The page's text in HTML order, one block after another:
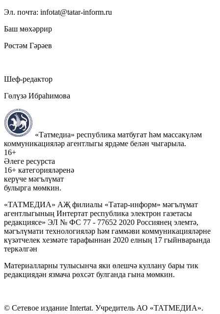
Эл. почта: infotat@tatar-inform.ru
Баш мөхәррир
Рөстәм Гәрәев
Шеф-редактор
Гөлүзә Ибраһимова
«Татмедиа» республика матбугат һәм массакүләм
коммуникацияләр агентлыгы ярдәме белән чыгарыла.
16+
Әлеге ресурста
16+ категорияләренә
керүче мәгълүмат
булырга мөмкин.
«ТАТМЕДИА» АҖ филиалы «Татар-информ» мәгълүмат
агентлыгының Интертат республика электрон газетасы
редакциясе» ЭЛ № ФС 77 - 77652 2020 Россиянең элемтә,
мәгълүмати технологияләр һәм гаммәви коммуникацияләрне
күзәтчелек хезмәте тарафыннан 2020 елның 17 гыйнварында
теркәлгән
Материалларны тулысынча яки өлешчә куллану бары тик
редакциядән язмача рөхсәт булганда гына мөмкин.
© Сетевое издание Intertat. Учредитель АО «ТАТМЕДИА».